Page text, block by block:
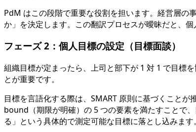
PdM はこの段階で重要な役割を担います。経営層の
か」を決定します。この翻訳プロセスが曖昧だと、個
フェーズ 2：個人目標の設定（目標面談）
組織目標が定まったら、上司と部下が 1 対 1 で目標
とが重要です。
目標を言語化する際は、SMART 原則に基づくこと
bound（期限が明確）の 5 つの要素を満たすことで
る」という具体的で測定可能な目標に落とし込みます。